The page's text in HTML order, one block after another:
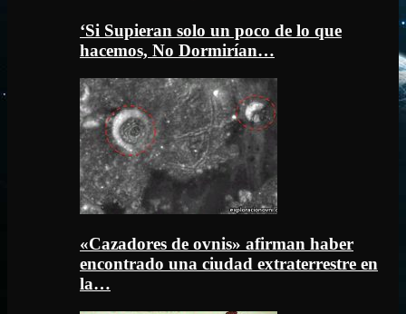
‘Si Supieran solo un poco de lo que
hacemos, No Dormirían…
«Cazadores de ovnis» afirman haber
encontrado una ciudad extraterrestre en
la…